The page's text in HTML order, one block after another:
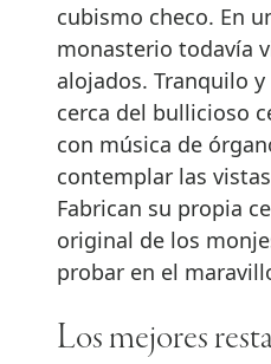
cubismo checo. En
monasterio todavía
alojados. Tranquilo
cerca del bullicioso
con música de
contemplar las
Fabrican su propia
original de los
probar en el
Los mejores